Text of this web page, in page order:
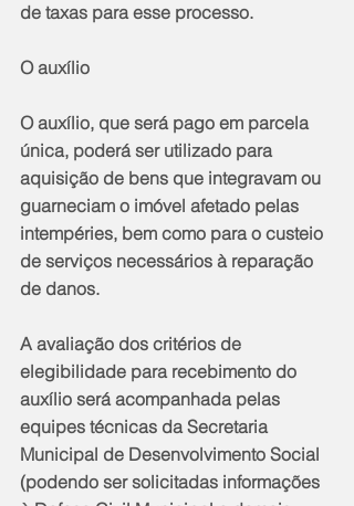
de taxas para esse processo.
O auxílio
O auxílio, que será pago em parcela
única, poderá ser utilizado para
aquisição de bens que integravam ou
guarneciam o imóvel afetado pelas
intempéries, bem como para o custeio
de serviços necessários à reparação
de danos.
A avaliação dos critérios de
elegibilidade para recebimento do
auxílio será acompanhada pelas
equipes técnicas da Secretaria
Municipal de Desenvolvimento Social
(podendo ser solicitadas informações